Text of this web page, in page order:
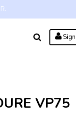
Sign
VP75